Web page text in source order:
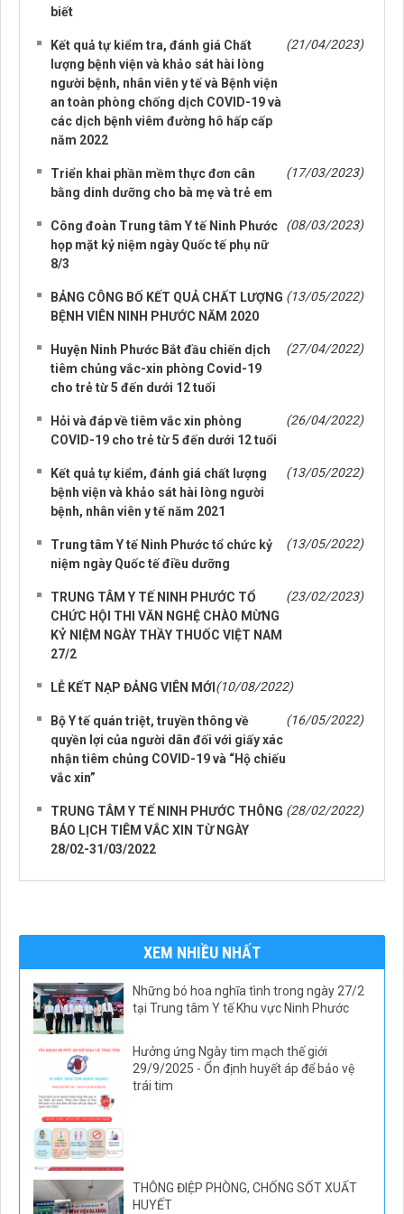
biết
Kết quả tự kiểm tra, đánh giá Chất
lượng bệnh viện và khảo sát hài lòng
người bệnh, nhân viên y tế và Bệnh viện
an toàn phòng chống dịch COVID-19 và
các dịch bệnh viêm đường hô hấp cấp
năm 2022
(21/04/2023)
Triển khai phần mềm thực đơn cân
bằng dinh dưỡng cho bà mẹ và trẻ em
(17/03/2023)
Công đoàn Trung tâm Y tế Ninh Phước
họp mặt kỷ niệm ngày Quốc tế phụ nữ
8/3
(08/03/2023)
BẢNG CÔNG BỐ KẾT QUẢ CHẤT LƯỢNG
BỆNH VIÊN NINH PHƯỚC NĂM 2020
(13/05/2022)
Huyện Ninh Phước Bắt đầu chiến dịch
tiêm chủng vắc-xin phòng Covid-19
cho trẻ từ 5 đến dưới 12 tuổi
(27/04/2022)
Hỏi và đáp về tiêm vắc xin phòng
COVID-19 cho trẻ từ 5 đến dưới 12 tuổi
(26/04/2022)
Kết quả tự kiểm, đánh giá chất lượng
bệnh viện và khảo sát hài lòng người
bệnh, nhân viên y tế năm 2021
(13/05/2022)
Trung tâm Y tế Ninh Phước tổ chức kỷ
niệm ngày Quốc tế điều dưỡng
(13/05/2022)
TRUNG TÂM Y TẾ NINH PHƯỚC TỔ
CHỨC HỘI THI VĂN NGHỆ CHÀO MỪNG
KỶ NIỆM NGÀY THẦY THUỐC VIỆT NAM
27/2
(23/02/2023)
LỄ KẾT NẠP ĐẢNG VIÊN MỚI (10/08/2022)
Bộ Y tế quán triệt, truyền thông về
quyền lợi của người dân đối với giấy xác
nhận tiêm chủng COVID-19 và “Hộ chiếu
vắc xin”
(16/05/2022)
TRUNG TÂM Y TẾ NINH PHƯỚC THÔNG
BÁO LỊCH TIÊM VẮC XIN TỪ NGÀY
28/02-31/03/2022
(28/02/2022)
XEM NHIỀU NHẤT
Những bó hoa nghĩa tình trong ngày 27/2
tại Trung tâm Y tế Khu vực Ninh Phước
Hưởng ứng Ngày tim mạch thế giới
29/9/2025 - Ổn định huyết áp để bảo vệ
trái tim
THÔNG ĐIỆP PHÒNG, CHỐNG SỐT XUẤT
HUYẾT